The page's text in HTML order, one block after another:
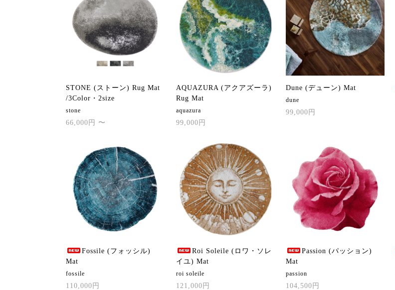
STONE (ストーン) Rug Mat
/3Color・2size
stone
66,000円 〜
AQUAZURA (アクアズーラ)
Rug Mat
aquazura
99,000円
Dune (デューン) Mat
dune
99,000円
Fossile (フォッシル)
Mat
fossile
110,000円
Roi Soleile (ロワ・ソレ
イユ) Mat
roi soleile
121,000円
Passion (パッション)
Mat
passion
104,500円